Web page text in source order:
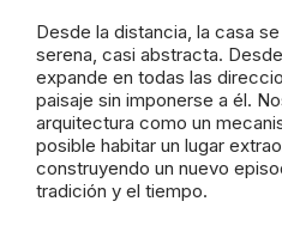
Desde la distancia, la casa
serena, casi abstracta.
expande en todas las
paisaje sin imponerse a él.
arquitectura como un
posible habitar un lugar
construyendo un nuevo
tradición y el tiempo.